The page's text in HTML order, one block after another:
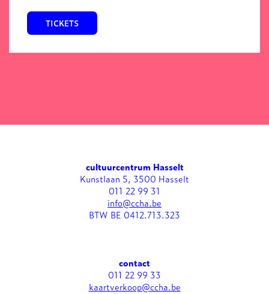
TICKETS
cultuurcentrum Hasselt
Kunstlaan 5, 3500 Hasselt
011 22 99 31
info@ccha.be
BTW BE 0412.713.323
contact
011 22 99 33
kaartverkoop@ccha.be